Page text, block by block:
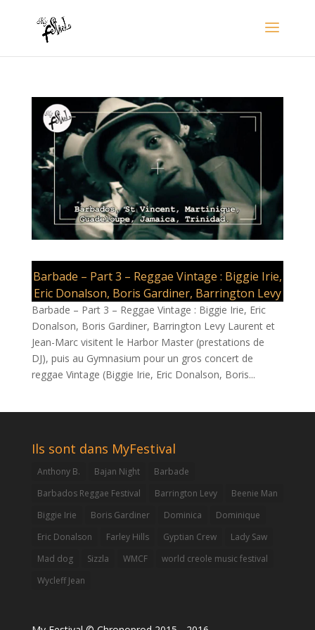
Barbade – Part 3 – Reggae Vintage : Biggie Irie,
Eric Donalson, Boris Gardiner, Barrington Levy
Barbade – Part 3 – Reggae Vintage : Biggie Irie, Eric
Donalson, Boris Gardiner, Barrington Levy Laurent et
Jean-Marc visitent le Harbor Master (prestations de
DJ), puis au Gymnasium pour un gros concert de
reggae Vintage (Biggie Irie, Eric Donalson, Boris...
Ils sont dans MyFestival
Anthony B. Bajan Night
Barbade
Barbados Reggae Festival
Barrington Levy
Beenie Man
Biggie Irie
Boris Gardiner Dominica
Dominique
Eric Donalson
Farley Hills Gyptian Crew
Lady Saw
Mad dog
Sizzla WMCF
world creole music festival
Wycleff Jean